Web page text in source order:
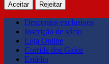
Aceitar Rejeitar
Descontos exclusivos
Inscrição de sócio
Loja Online
Corrida dos Galos
Estádio